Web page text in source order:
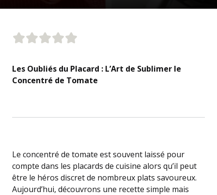
Les Oubliés du Placard : L’Art de Sublimer le
Concentré de Tomate
Le concentré de tomate est souvent laissé pour
compte dans les placards de cuisine alors qu’il peut
être le héros discret de nombreux plats savoureux.
Aujourd’hui, découvrons une recette simple mais